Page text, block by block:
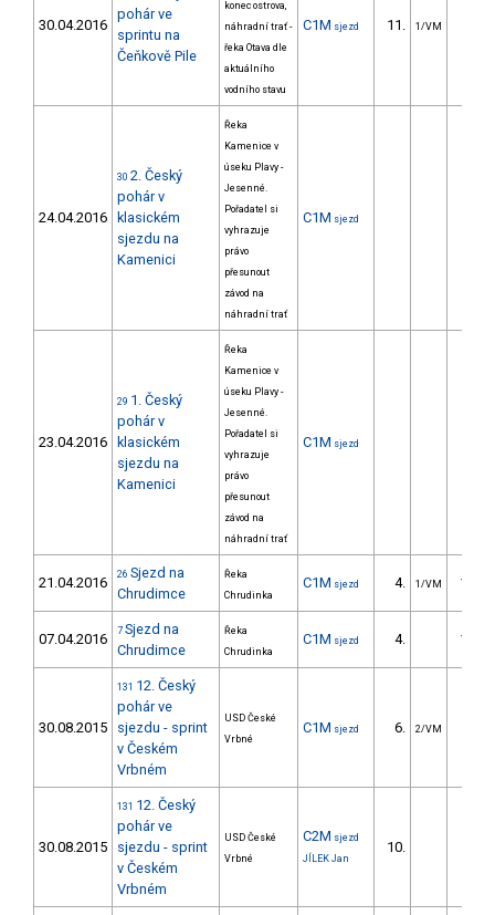
30.04.2016
pohár ve
sprintu na
Čeňkově Pile
konec ostrova,
náhradní trať -
řeka Otava dle
aktuálního
vodního stavu
C1M sjezd 11. 1/VM
24.04.2016
30 2. Český
pohár v
klasickém
sjezdu na
Kamenici
Řeka
Kamenice v
úseku Plavy -
Jesenné.
Pořadatel si
vyhrazuje
právo
přesunout
závod na
náhradní trať
C1M sjezd
23.04.2016
29 1. Český
pohár v
klasickém
sjezdu na
Kamenici
Řeka
Kamenice v
úseku Plavy -
Jesenné.
Pořadatel si
vyhrazuje
právo
přesunout
závod na
náhradní trať
C1M sjezd
21.04.2016 26 Sjezd na
Chrudimce
Řeka
Chrudinka
C1M sjezd 4. 1/VM
07.04.2016 7 Sjezd na
Chrudimce
Řeka
Chrudinka
C1M sjezd 4.
30.08.2015
131 12. Český
pohár ve
sjezdu - sprint
v Českém
Vrbném
USD České
Vrbné
C1M sjezd 6. 2/VM
30.08.2015
131 12. Český
pohár ve
sjezdu - sprint
v Českém
Vrbném
USD České
Vrbné
C2M sjezd
JÍLEK Jan
10.